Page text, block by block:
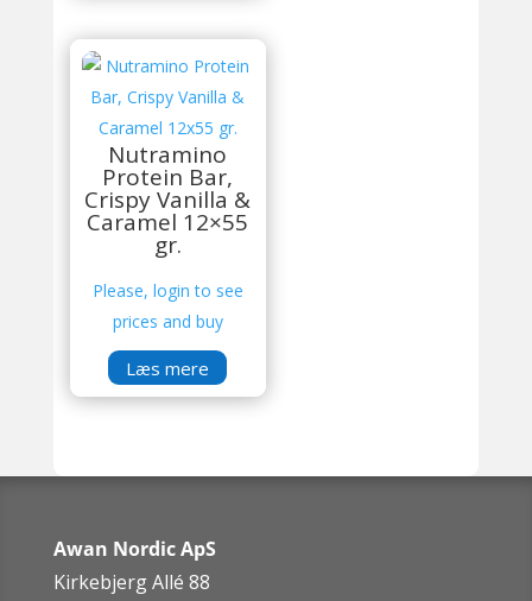
Nutramino
Protein Bar,
Crispy Vanilla &
Caramel 12×55
gr.
Please, login to see
prices and buy
Læs mere
Awan Nordic ApS
Kirkebjerg Allé 88